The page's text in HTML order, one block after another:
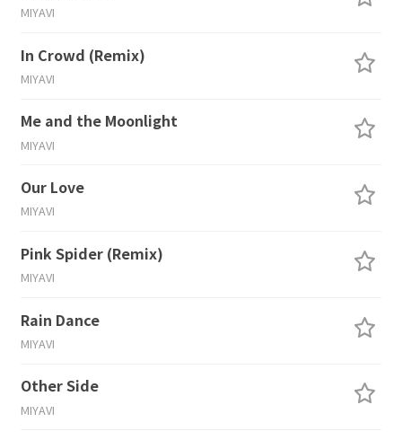
MIYAVI
In Crowd (Remix)
MIYAVI
Me and the Moonlight
MIYAVI
Our Love
MIYAVI
Pink Spider (Remix)
MIYAVI
Rain Dance
MIYAVI
Other Side
MIYAVI